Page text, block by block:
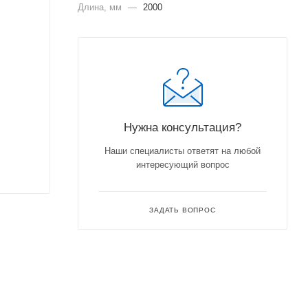
Длина, мм
— 2000
Нужна консультация?
Наши специалисты ответят на любой
интересующий вопрос
ЗАДАТЬ ВОПРОС